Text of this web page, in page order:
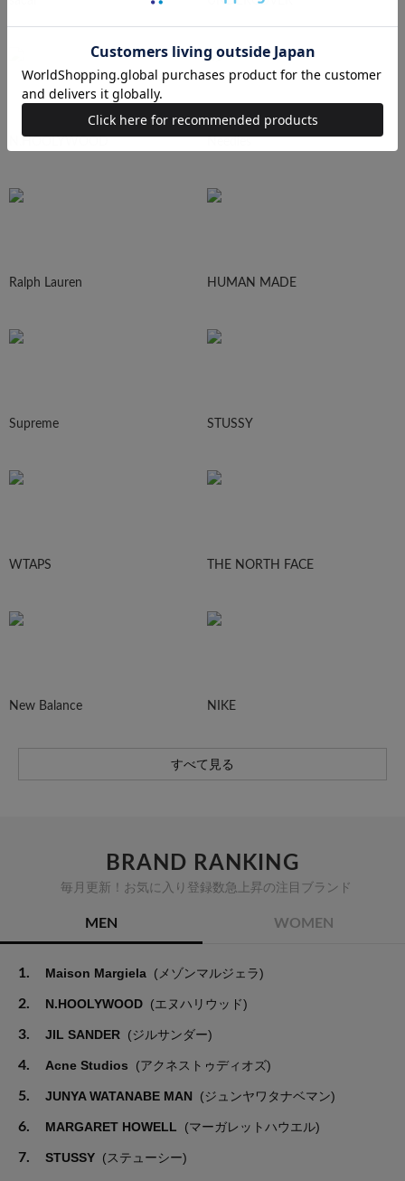
Ralph Lauren HUMAN MADE
Supreme STUSSY
WTAPS THE NORTH FACE
New Balance NIKE
すべて見る
BRAND RANKING
毎月更新！お気に入り登録数急上昇の注目ブランド
MEN WOMEN
1. Maison Margiela (メゾンマルジェラ)
2. N.HOOLYWOOD (エヌハリウッド)
3. JIL SANDER (ジルサンダー)
4. Acne Studios (アクネストゥディオズ)
5. JUNYA WATANABE MAN (ジュンヤワタナベマン)
6. MARGARET HOWELL (マーガレットハウエル)
7. STUSSY (ステューシー)